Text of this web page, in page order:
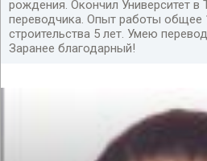
рождения. Окончил Университет в
переводчика. Опыт работы общее
строительства 5 лет. Умею
Заранее благодарный!